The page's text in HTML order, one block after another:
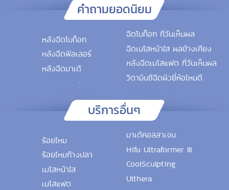
คำถามยอดนิยม
หลังฉีดโบท็อก
หลังฉีดฟิลเลอร์
หลังฉีดมาเด้
ฉีดโบท็อก กี่วันเห็นผล
ฉีดเมโสหน้าใส ผลข้างเคียง
หลังฉีดเมโสแฟต กี่วันเห็นผล
วิตามินซีฉีดผิวยี่ห้อไหนดี
บริการอื่นๆ
ร้อยไหม
ร้อยไหมก้างปลา
เมโสหน้าใส
เมโสแฟต
มาเด้คอลลาเจน
Hifu Ultraformer III
CoolSculpting
Ulthera